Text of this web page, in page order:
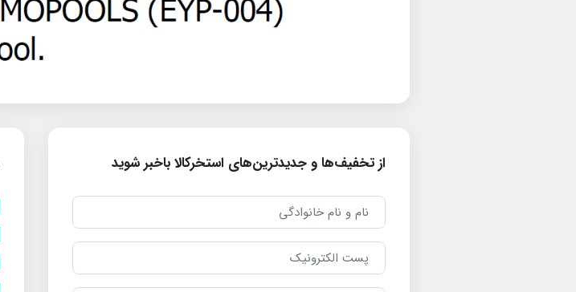
از تخفیف‌ها و جدیدترین‌های استخرکالا باخبر شوید